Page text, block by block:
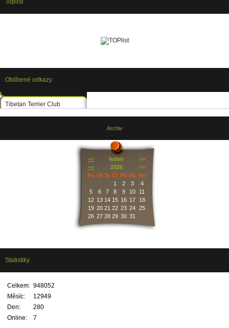
Toplist
Oblíbené odkazy
Tibetan Terrier Club
Archiv
<< leden
>>
<<
2026
>>
Po Út St Čt Pá So Ne
1
2 3
4
5
6 7 8 9 10
11
12 13 14 15 16 17
18
19 20 21 22 23 24 25
26 27 28 29 30 31
Statistiky
Online: 7
Celkem: 948052
Měsíc:
12949
Den:
280